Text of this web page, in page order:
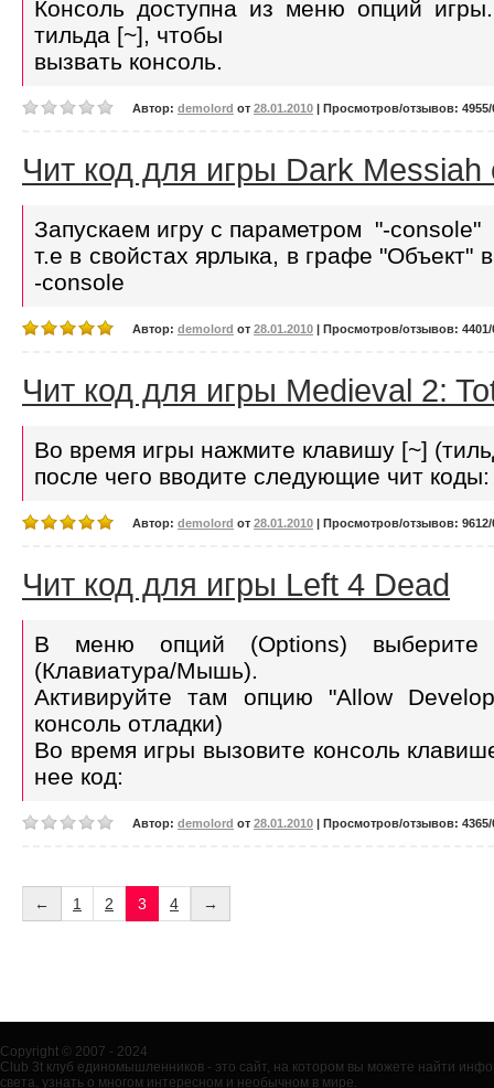
Консоль доступна из меню опций
тильда [~], чтобы
вызвать консоль.
Автор: demolord от 28.01.2010 | Просмотров/отзывов: 4955/
Чит код для игры Dark
Запускаем игру с параметром "-console"
т.е в свойстах ярлыка, в графе "Объект"
-console
Автор: demolord от 28.01.2010 | Просмотров/отзывов: 4401/
Чит код для игры Medieval 2:
Во время игры нажмите клавишу [~]
после чего вводите следующие чит коды:
Автор: demolord от 28.01.2010 | Просмотров/отзывов: 9612/
Чит код для игры Left 4 Dead
В меню опций (Options) выберите
(Клавиатура/Мышь).
Активируйте там опцию "Allow
консоль отладки)
Во время игры вызовите консоль
нее код:
Автор: demolord от 28.01.2010 | Просмотров/отзывов: 4365/
← 1 2 3 4 →
Copyright © 2007 - 2024
Club 3t клуб единомышленников - это сайт, на котором вы можете найти
света, узнать о многом интересном и необычном в мире.